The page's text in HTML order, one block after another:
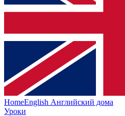
HomeEnglish Английский дома
Уроки